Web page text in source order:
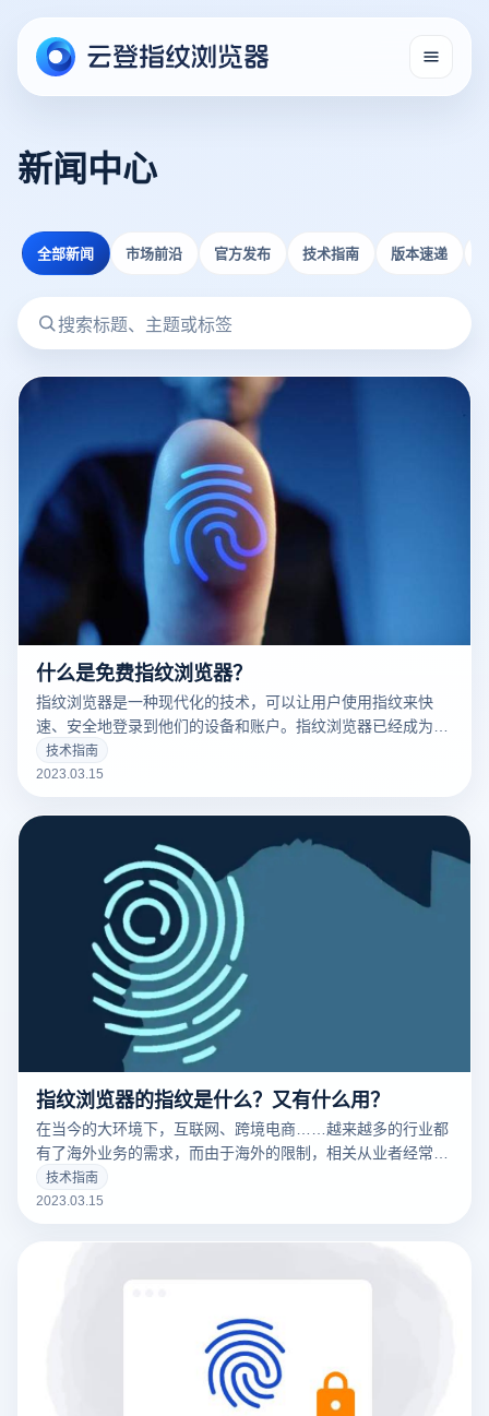
新闻中心
全部新闻 市场前沿 官方发布 技术指南 版本速递
什么是免费指纹浏览器？
指纹浏览器是一种现代化的技术，可以让用户使用指纹来快
速、安全地登录到他们的设备和账户。指纹浏览器已经成为了
现代科技的标志之一，并且越来越多的人开始使用它。
技术指南
2023.03.15
指纹浏览器的指纹是什么？又有什么用？
在当今的大环境下，互联网、跨境电商……越来越多的行业都
有了海外业务的需求，而由于海外的限制，相关从业者经常要
针对不同的工作内容用到不同的IP，这时候便要用到指纹浏览
器。要清楚的了解什么是指纹浏览器之前，我们需要知道什么
很大的不同
技术指南
2023.03.15